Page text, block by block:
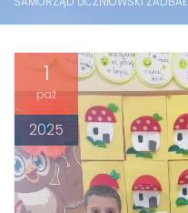
1
paź
2025